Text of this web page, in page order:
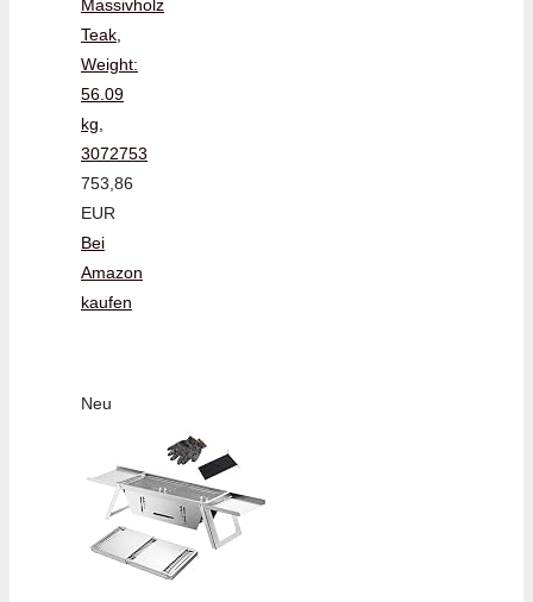
Massivholz
Teak,
Weight:
56.09
kg,
3072753
753,86
EUR
Bei
Amazon
kaufen
Neu